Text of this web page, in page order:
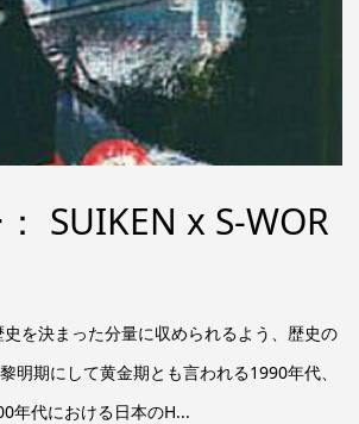
SUIKEN x S-WOR
を決まった分量に収められるよう、歴史の
期にして黄金期とも言われる1990年代、
年代における日本のH...